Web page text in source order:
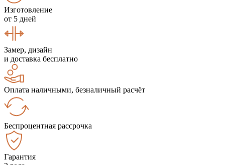
Изготовление
от 5 дней
Замер, дизайн
и доставка бесплатно
Оплата наличными, безналичный расчёт
Беспроцентная рассрочка
Гарантия